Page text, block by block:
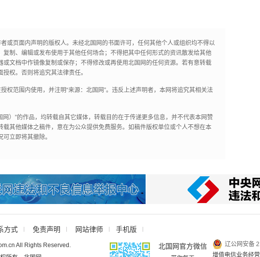
或页面内声明的版权人。未经北国网的书面许可，任何其他个人或组织均不得以
复制、编辑或发布使用于其他任何场合；不得把其中任何形式的资讯散发给其他
或文档中作镜像复制或保存；不得修改或再使用北国网的任何资源。若有意转载
权。否则将追究其法律责任。
权范围内使用，并注明“来源：北国网”。违反上述声明者，本网将追究其相关法
网）”的作品，均转载自其它媒体，转载目的在于传递更多信息，并不代表本网赞
载其他媒体之稿件，意在为公众提供免费服务。如稿件版权单位或个人不想在本
立即将其撤除。
方式 免责声明 网站律师 手机版
All Rights Reserved.
北国网官方微信
辽公网安备
增值电信业务经